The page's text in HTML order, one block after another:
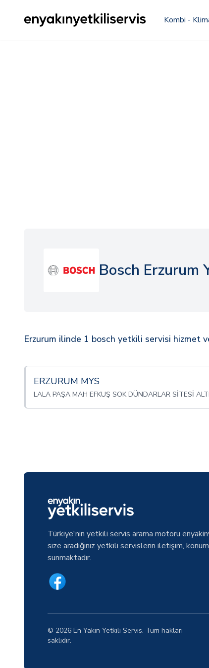
Kombi -
Bosch Erzurum
Erzurum ilinde 1 bosch yetkili servisi hizmet
ERZURUM MYS
LALA PAŞA MAH EFKUŞ SOK DÜNDARLAR SİTESİ
Türkiye'nin yetkili servis arama motoru
size aradığınız yetkili servislerin iletişim,
sunmaktadır.
© 2026 En Yakın Yetkili Servis. Tüm hakları
saklıdır.